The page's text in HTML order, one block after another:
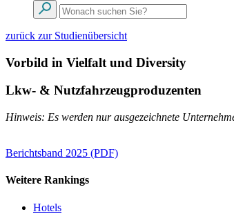
zurück zur Studienübersicht
Vorbild in Vielfalt und Diversity
Lkw- & Nutzfahrzeugproduzenten
Hinweis: Es werden nur ausgezeichnete
Berichtsband 2025 (PDF)
Weitere Rankings
Hotels